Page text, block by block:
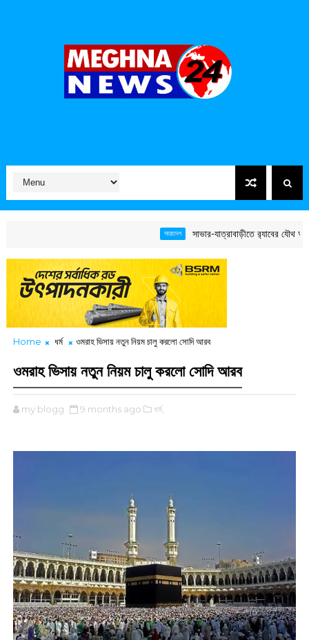
সাভার-যাত্রাবাড়ীতে র‌্যাবের যৌথ
Home ধর্ম ওমরাহ ভিসায় নতুন নিয়ম চালু করলো সোদি আরব
ওমরাহ ভিসায় নতুন নিয়ম চালু করলো সোদি আরব
my blogg 9 months ago ধর্ম,